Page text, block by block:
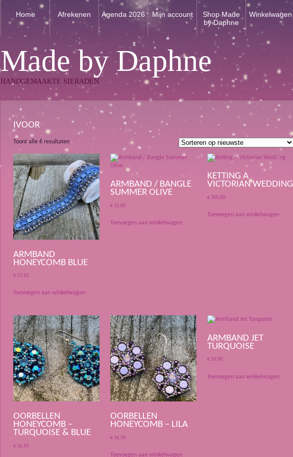
Home Afrekenen Agenda 2026 Mijn account
Shop Made
by Daphne
Winkelwagen
Made by Daphne
HANDGEMAAKTE SIERADEN
IVOOR
Toont alle 6 resultatenGesorteerd
nieuwste
ARMBAND
HONEYCOMB BLUE
€ 17,50
Toevoegen aan winkelwagen
ARMBAND / BANGLE
SUMMER OLIVE
€ 15,00
Toevoegen aan winkelwagen
KETTING A
VICTORIAN WEDDING
€ 350,00
Toevoegen aan winkelwagen
OORBELLEN
HONEYCOMB –
TURQUOISE & BLUE
€ 16,50
OORBELLEN
HONEYCOMB – LILA
€ 16,50
Toevoegen aan winkelwagen
ARMBAND JET
TURQUOISE
€ 10,00
Toevoegen aan winkelwagen